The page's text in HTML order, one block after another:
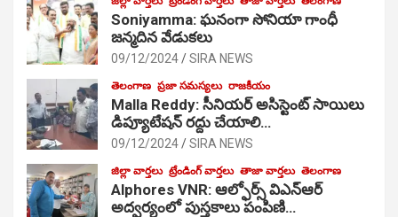
Soniyamma: ఘ‌నంగా సోనియా గాంధీ
జ‌న్మ‌దిన వేడుక‌లు
09/12/2024 SIRA NEWS
తెలంగాణ ప్రజా సమస్యలు రాజకీయం
Malla Reddy: సీనియర్ అసిస్టెంట్ సాయిలు
డిప్యూటేషన్ రద్దు చేయాలి…
09/12/2024 SIRA NEWS
జిల్లా వార్తలు ట్రేండింగ్ వార్తలు తాజా వార్తలు తెలంగాణ
Alphores VNR: ఆల్ఫోర్స్ విఎన్ఆర్
అద్వర్యంలో పుస్తకాలు పంపిణి…